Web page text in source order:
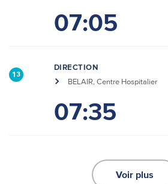
07:05
13
DIRECTION
BELAIR, Centre Hospitalier
07:35
Voir plus